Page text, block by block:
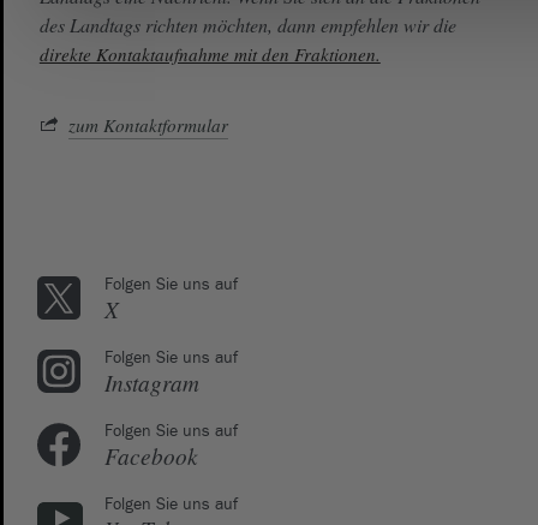
des Landtags richten möchten, dann empfehlen wir die
direkte Kontaktaufnahme mit den Fraktionen.
zum Kontaktformular
Folgen Sie uns auf
X
Folgen Sie uns auf
Instagram
Folgen Sie uns auf
Facebook
Folgen Sie uns auf